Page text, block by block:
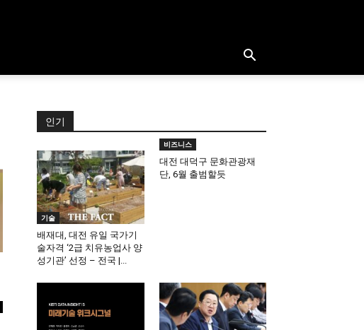
인기
기술
배재대, 대전 유일 국가기
술자격 ‘2급 치유농업사 양
성기관’ 선정 – 전국 |...
비즈니스
대전 대덕구 문화관광재
단, 6월 출범할듯